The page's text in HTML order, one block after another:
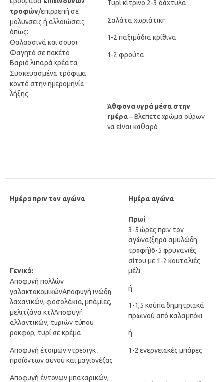
τροφών/επιρρεπή σε
μολυνσεις ή αλλοιώσεις
όπως:
Θαλασσινά και σουσι
Φαγητό σε πακέτο
Βαριά λιπαρά κρέατα
Συσκευασμένα τρόφιμα
κοντά στην ημερομηνία
λήξης
Τυρί κίτρινο 2-3 δάχτυλα
Σαλάτα χωριάτικη
1-2 παξιμάδια κρίθινα
1-2 φρούτα
Άθφονα υγρά μέσα στην
ημέρα– Βλεπετε χρώμα ούρων
να είναι καθαρό
Ημέρα πριν τον αγώνα Ημέρα αγώνα
Γενικά:
Αποφυγή πολλών
γαλακτοκομικώνΑποφυγή ινώδη
λαχανικών, φασολάκια, μπάμιες,
μελιτζάνα κτλΑποφυγή
αλλαντικών, τυριών τύπου
ροκφορ, τυρί σε κρέμα
Αποφυγή έτοιμων ντρεσιγκ ,
προϊόντων αυγού και μαγιονέζας
Αποφυγή έντονων μπαχαρικών,
Πρωί
3-5 ώρες πριν τον
αγώνα(ξηρά αμυλώδη
τροφή)6-5 φρυγανιές
σίτου με 1-2 κουταλιές
μέλι
ή
1-1,5 κούπα δημητριακά
πρωινού από καλαμπόκι
ή
1-2 ενεργειακές μπάρες